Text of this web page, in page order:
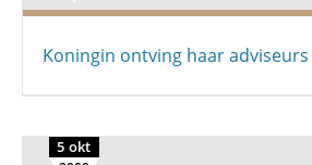
Koningin ontving haar adviseurs
5 okt